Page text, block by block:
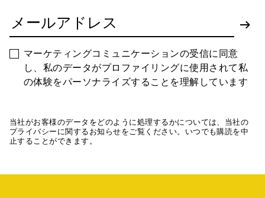
マーケティングコミュニケーションの受信に同意
し、私のデータがプロファイリングに使用されて私
の体験をパーソナライズすることを理解しています
当社がお客様のデータをどのように処理するかについては、当社の
プライバシーに関するお知らせをご覧ください。いつでも購読を中
止することができます。